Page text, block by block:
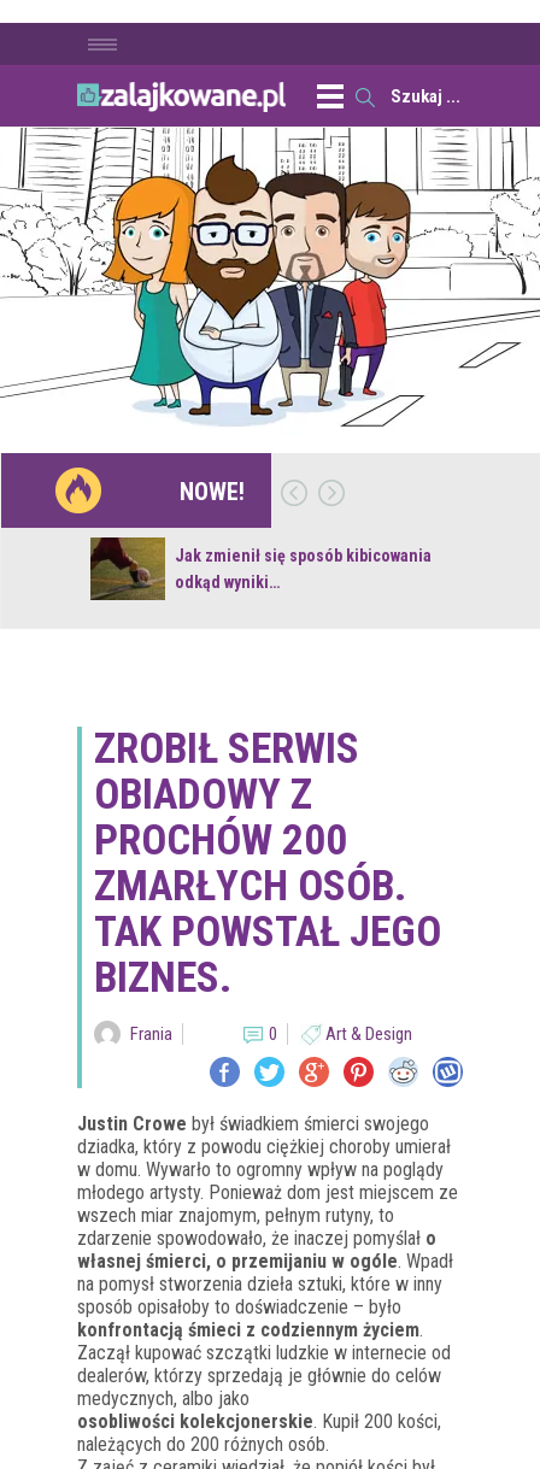
NOWE!
Jak zmienił się sposób kibicowania
odkąd wyniki…
ZROBIŁ SERWIS
OBIADOWY Z
PROCHÓW 200
ZMARŁYCH OSÓB.
TAK POWSTAŁ JEGO
BIZNES.
Frania 0 Art & Design
Justin Crowe był świadkiem śmierci swojego
dziadka, który z powodu ciężkiej choroby umierał
w domu. Wywarło to ogromny wpływ na poglądy
młodego artysty. Ponieważ dom jest miejscem ze
wszech miar znajomym, pełnym rutyny, to
zdarzenie spowodowało, że inaczej pomyślał o
własnej śmierci, o przemijaniu w ogóle. Wpadł
na pomysł stworzenia dzieła sztuki, które w inny
sposób opisałoby to doświadczenie – było
konfrontacją śmieci z codziennym życiem.
Zaczął kupować szczątki ludzkie w internecie od
dealerów, którzy sprzedają je głównie do celów
medycznych, albo jako
osobliwości kolekcjonerskie. Kupił 200 kości,
należących do 200 różnych osób.